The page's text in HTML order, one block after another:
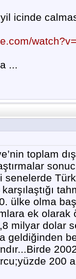
icinde
...
toplam
senelerde
ülke olma
ek
milyar dolar
geldiğinden
200